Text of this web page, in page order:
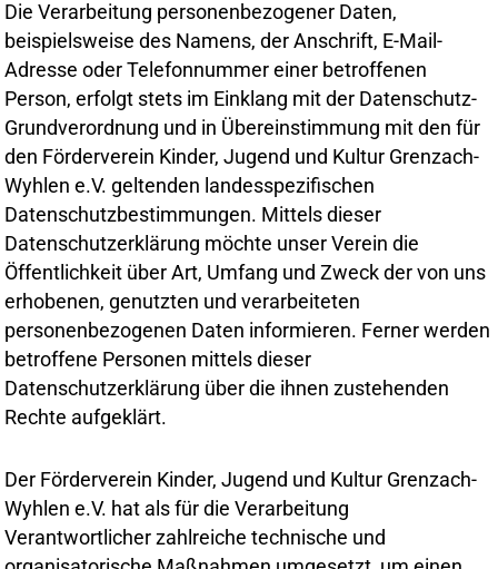
Die Verarbeitung personenbezogener Daten,
beispielsweise des Namens, der Anschrift, E-Mail-
Adresse oder Telefonnummer einer betroffenen
Person, erfolgt stets im Einklang mit der Datenschutz-
Grundverordnung und in Übereinstimmung mit den für
den Förderverein Kinder, Jugend und Kultur Grenzach-
Wyhlen e.V. geltenden landesspezifischen
Datenschutzbestimmungen. Mittels dieser
Datenschutzerklärung möchte unser Verein die
Öffentlichkeit über Art, Umfang und Zweck der von uns
erhobenen, genutzten und verarbeiteten
personenbezogenen Daten informieren. Ferner werden
betroffene Personen mittels dieser
Datenschutzerklärung über die ihnen zustehenden
Rechte aufgeklärt.
Der Förderverein Kinder, Jugend und Kultur Grenzach-
Wyhlen e.V. hat als für die Verarbeitung
Verantwortlicher zahlreiche technische und